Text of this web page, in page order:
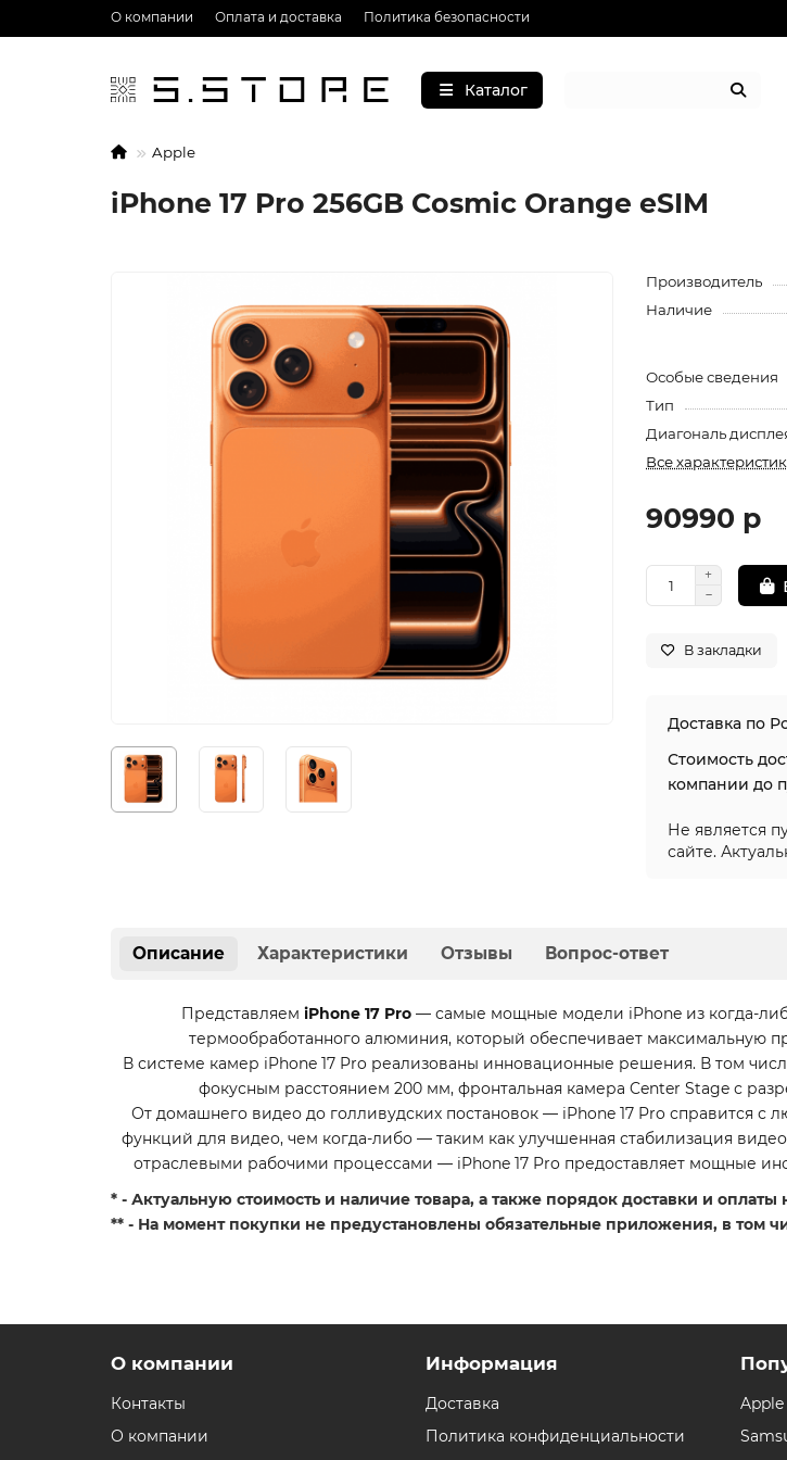
О компании Оплата и доставка Политика безопасности
Каталог
Apple
iPhone 17 Pro 256GB Cosmic Orange eSIM
Производитель
Наличие
Особые сведения
Тип
Диагональ
Все
90990 р
В закладки
Доставка по
Стоимость
компании до
Не является
сайте.
Описание Характеристики Отзывы Вопрос-ответ
Представляем iPhone 17 Pro — самые мощные модели iPhone из когда-
термообработанного алюминия, который обеспечивает максимальную
В системе камер iPhone 17 Pro реализованы инновационные решения. В том
фокусным расстоянием 200 мм, фронтальная камера Center Stage с
От домашнего видео до голливудских постановок — iPhone 17 Pro справится с
функций для видео, чем когда-либо — таким как улучшенная стабилизация
отраслевыми рабочими процессами — iPhone 17 Pro предоставляет мощные
* - Актуальную стоимость и наличие товара, а также порядок доставки и
** - На момент покупки не предустановлены обязательные приложения, в том
О компании
Контакты
О компании
Информация
Доставка
Политика конфиденциальности
Apple